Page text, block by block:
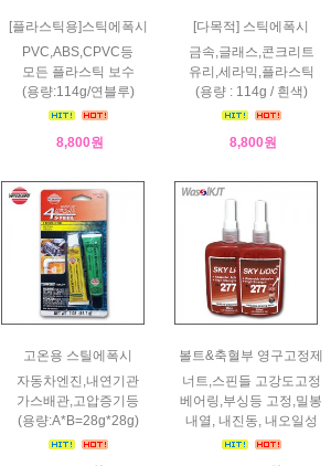
[플라스틱용]스틱에폭시
PVC,ABS,CPVC등
모든 플라스틱 보수
(용량:114g/연블루)
8,800원
[다목적] 스틱에폭시
금속,글래스,콘크리트
유리,세라믹,플라스틱
(용량 : 114g / 흰색)
8,800원
고온용 스틸에폭시
자동차엔진,내연기관
가스배관,고압증기등
(용량:A*B=28g*28g)
볼트&축혈부 영구고정제
너트,스핀들 고강도고정
베어링,부싱등 고정,밀봉
내열, 내진동, 내오일성